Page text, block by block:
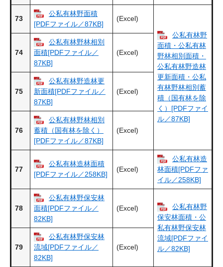
73
公私有林野面積
[PDFファイル／87KB]
(Excel)
公私有林野
面積・公私有林
野林相別面積・
公私有林野造林
更新面積・公私
有林野林相別蓄
積（国有林を除
く）[PDFファイ
ル／87KB]
74
公私有林野林相別
面積[PDFファイル／
87KB]
(Excel)
75
公私有林野造林更
新面積[PDFファイル／
87KB]
(Excel)
76
公私有林野林相別
蓄積（国有林を除く）
[PDFファイル／87KB]
(Excel)
77
公私有林造林面積
[PDFファイル／258KB]
(Excel)
公私有林造
林面積[PDFファ
イル／258KB]
78
公私有林野保安林
面積[PDFファイル／
82KB]
(Excel)
公私有林野
保安林面積・公
私有林野保安林
流域[PDFファイ
ル／82KB]
79
公私有林野保安林
流域[PDFファイル／
82KB]
(Excel)